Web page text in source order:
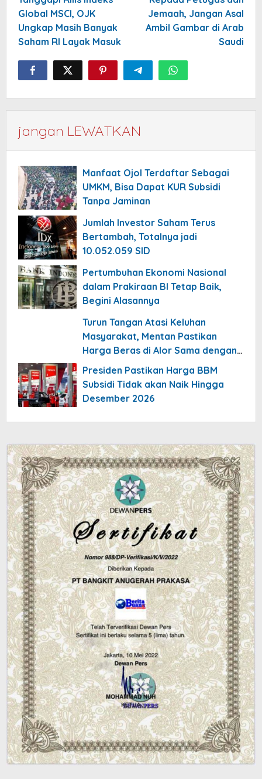
Global MSCI, OJK
Ungkap Masih Banyak
Saham RI Layak Masuk
Jemaah, Jangan Asal
Ambil Gambar di Arab
Saudi
jangan LEWATKAN
Manfaat Ojol Terdaftar Sebagai
UMKM, Bisa Dapat KUR Subsidi
Tanpa Jaminan
Jumlah Investor Saham Terus
Bertambah, Totalnya jadi
10.052.059 SID
Pertumbuhan Ekonomi Nasional
dalam Prakiraan BI Tetap Baik,
Begini Alasannya
Turun Tangan Atasi Keluhan
Masyarakat, Mentan Pastikan
Harga Beras di Alor Sama dengan
di Jakarta
Presiden Pastikan Harga BBM
Subsidi Tidak akan Naik Hingga
Desember 2026